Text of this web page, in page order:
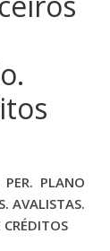
PER. PLANO
AVALISTAS.
CRÉDITOS